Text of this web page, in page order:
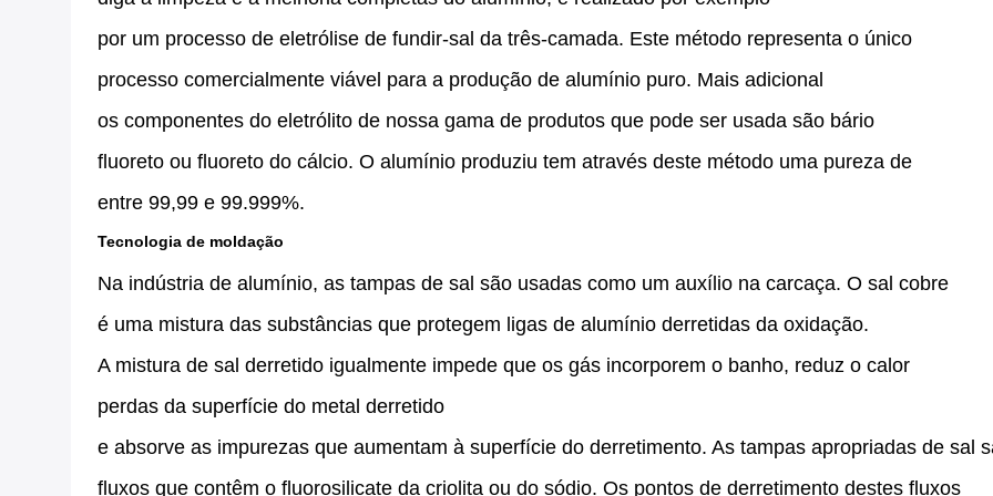
por um processo de eletrólise de fundir-sal da três-camada. Este método representa o único
processo comercialmente viável para a produção de alumínio puro. Mais adicional
os componentes do eletrólito de nossa gama de produtos que pode ser usada são bário
fluoreto ou fluoreto do cálcio. O alumínio produziu tem através deste método uma pureza de
entre 99,99 e 99.999%.
Tecnologia de moldação
Na indústria de alumínio, as tampas de sal são usadas como um auxílio na carcaça. O sal cobre
é uma mistura das substâncias que protegem ligas de alumínio derretidas da oxidação.
A mistura de sal derretido igualmente impede que os gás incorporem o banho, reduz o calor
perdas da superfície do metal derretido
e absorve as impurezas que aumentam à superfície do derretimento. As tampas apropriadas de sal
fluxos que contêm o fluorosilicate da criolita ou do sódio. Os pontos de derretimento destes fluxos